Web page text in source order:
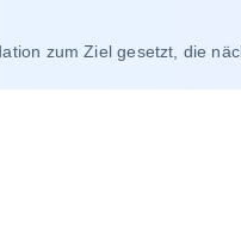
zum Ziel gesetzt, die